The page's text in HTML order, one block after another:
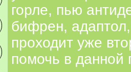
горле, пью
бифрен,
проходит уже
помочь в данной